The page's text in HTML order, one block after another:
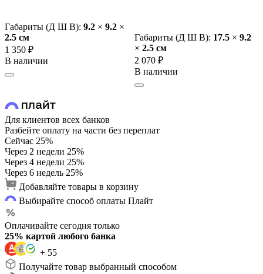
Габариты (Д Ш В): 9.2 × 9.2 ×
2.5 cм
1 350 ₽
В наличии
Габариты (Д Ш В): 17.5 × 9.2
× 2.5 cм
2 070 ₽
В наличии
Для клиентов всех банков
Разбейте оплату на части без переплат
Сейчас 25%
Через 2 недели 25%
Через 4 недели 25%
Через 6 недель 25%
Добавляйте товары в корзину
Выбирайте способ оплаты Плайт
Оплачивайте сегодня только
25% картой любого банка
+ 55
Получайте товар выбранный способом